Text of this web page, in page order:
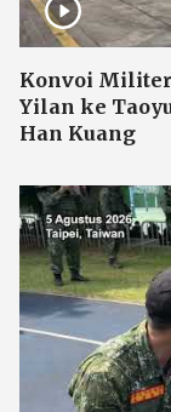
Konvoi
Yilan ke
Han Kuang